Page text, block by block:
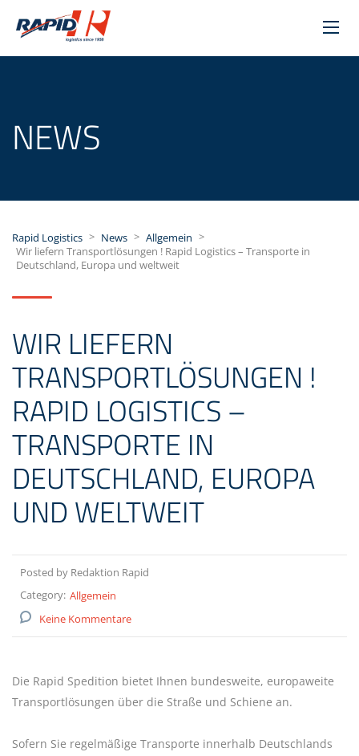
NEWS
Rapid Logistics > News > Allgemein >
Wir liefern Transportlösungen ! Rapid Logistics – Transporte in
Deutschland, Europa und weltweit
WIR LIEFERN
TRANSPORTLÖSUNGEN !
RAPID LOGISTICS –
TRANSPORTE IN
DEUTSCHLAND, EUROPA
UND WELTWEIT
Posted by Redaktion Rapid
Category: Allgemein
Keine Kommentare
Die Rapid Spedition bietet Ihnen bundesweite, europaweite
Transportlösungen über die Straße und Schiene an.
Sofern Sie regelmäßige Transporte innerhalb Deutschlands